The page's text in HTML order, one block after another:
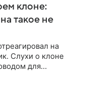
клоне:
такое не
на
Слухи о клоне
для